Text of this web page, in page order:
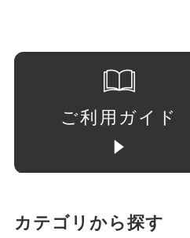
ご利用ガイド
カテゴリから探す